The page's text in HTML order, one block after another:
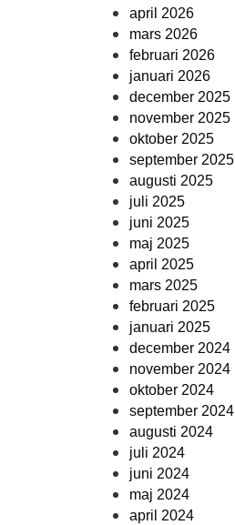
april 2026
mars 2026
februari 2026
januari 2026
december 2025
november 2025
oktober 2025
september 2025
augusti 2025
juli 2025
juni 2025
maj 2025
april 2025
mars 2025
februari 2025
januari 2025
december 2024
november 2024
oktober 2024
september 2024
augusti 2024
juli 2024
juni 2024
maj 2024
april 2024